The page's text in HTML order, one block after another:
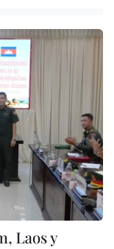
Laos y